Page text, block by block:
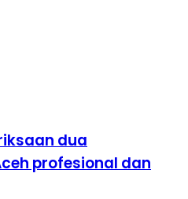
dua
profesional dan